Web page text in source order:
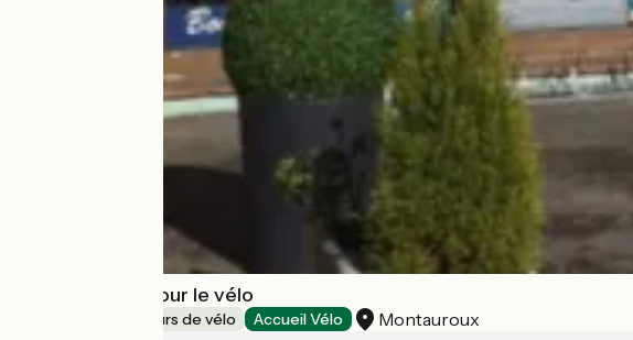
Newbike tout pour le vélo
Loueurs/réparateurs de vélo Accueil Vélo Montauroux